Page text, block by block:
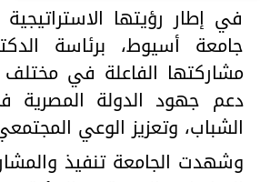
في إطار رؤيتها
جامعة أسيوط، برئاسة
مشاركتها الفاعلة في مختلف
دعم جهود الدولة المصرية
الشباب، وتعزيز الوعي
وشهدت الجامعة تنفيذ